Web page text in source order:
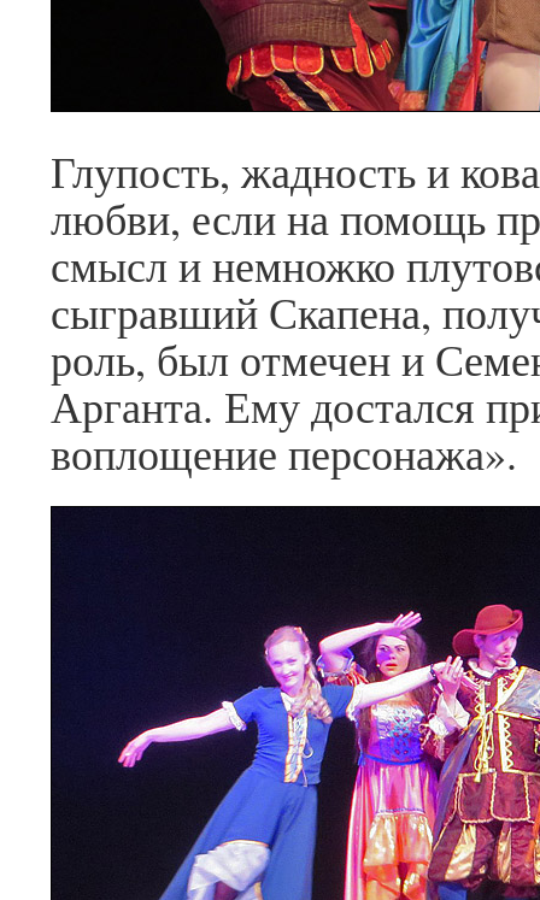
Глупость, жадность и
любви, если на помощь
смысл и немножко
сыгравший Скапена,
роль, был отмечен и
Арганта. Ему достался
воплощение персонажа».